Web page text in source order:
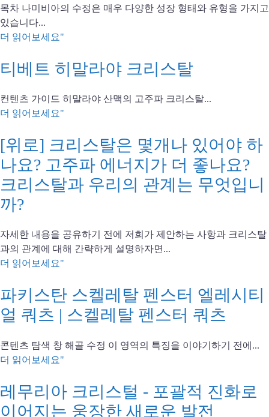
목차 나미비아의 수정은 매우 다양한 성장 형태와 유형을 가지고
있습니다...
더 읽어보세요"
티베트 히말라야 크리스탈
컨텐츠 가이드 히말라야 산맥의 고주파 크리스탈...
더 읽어보세요"
[위로] 크리스탈은 몇개나 있어야 하
나요? 고주파 에너지가 더 좋나요?
크리스탈과 우리의 관계는 무엇입니
까?
자세한 내용을 공유하기 전에 저희가 제안하는 사항과 크리스탈
과의 관계에 대해 간략하게 설명하자면...
더 읽어보세요"
파키스탄 스켈레탈 펜스터 엘레시티
얼 쿼츠 | 스켈레탈 펜스터 쿼츠
콘텐츠 탐색 창 해골 수정 이 영역의 특징을 이야기하기 전에...
더 읽어보세요"
레무리아 크리스털 - 포괄적 진화로
이어지는 웅장한 새로운 발전